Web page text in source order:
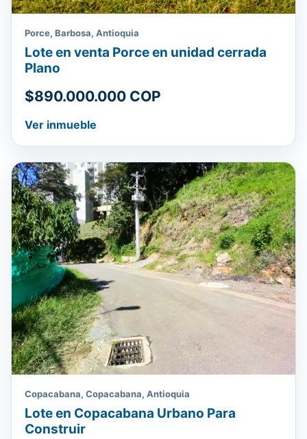
Porce, Barbosa, Antioquia
Lote en venta Porce en unidad cerrada
Plano
$890.000.000 COP
Ver inmueble
Copacabana, Copacabana, Antioquia
Lote en Copacabana Urbano Para
Construir